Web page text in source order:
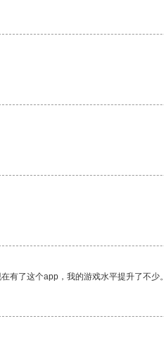
有了这个app，我的游戏水平提升了不少。